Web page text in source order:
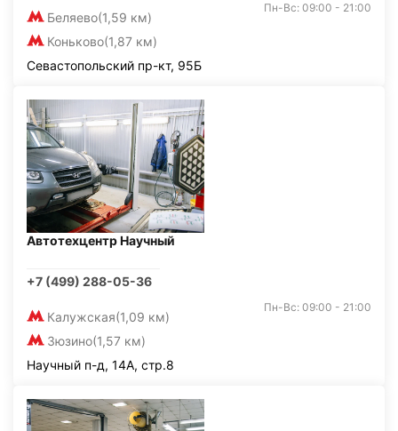
Беляево(1,59 км)
Коньково(1,87 км)
Пн-Вс: 09:00 - 21:00
Севастопольский пр-кт, 95Б
Автотехцентр Научный
+7 (499) 288-05-36
Калужская(1,09 км)
Зюзино(1,57 км)
Пн-Вс: 09:00 - 21:00
Научный п-д, 14А, стр.8